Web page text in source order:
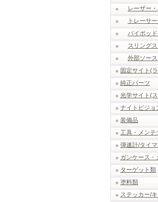
レーザー
トレーサ
バイポッ
スリング
外部ソー
固定サイト(
純正パーツ
光学サイト(
ナイトビジ
装備品
工具・メン
弾速計/タイ
ガンケース・
ターゲット類
塗料類
ステッカー/